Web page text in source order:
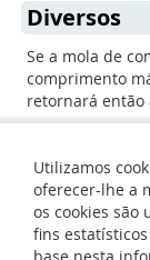
Diversos
Se a mola de
comprimento
retornará então
Utilizamos
oferecer-lhe a
os cookies
fins
base nesta